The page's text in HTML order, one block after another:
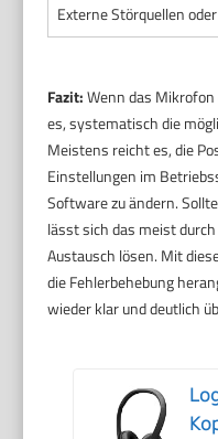
Externe Störquellen
Fazit:Wenn das
es, systematisch die
Meistens reicht es, die
Einstellungen im
Software zu ändern.
lässt sich das meist
Austausch lösen. Mit
die Fehlerbehebung
wieder klar und deutlich